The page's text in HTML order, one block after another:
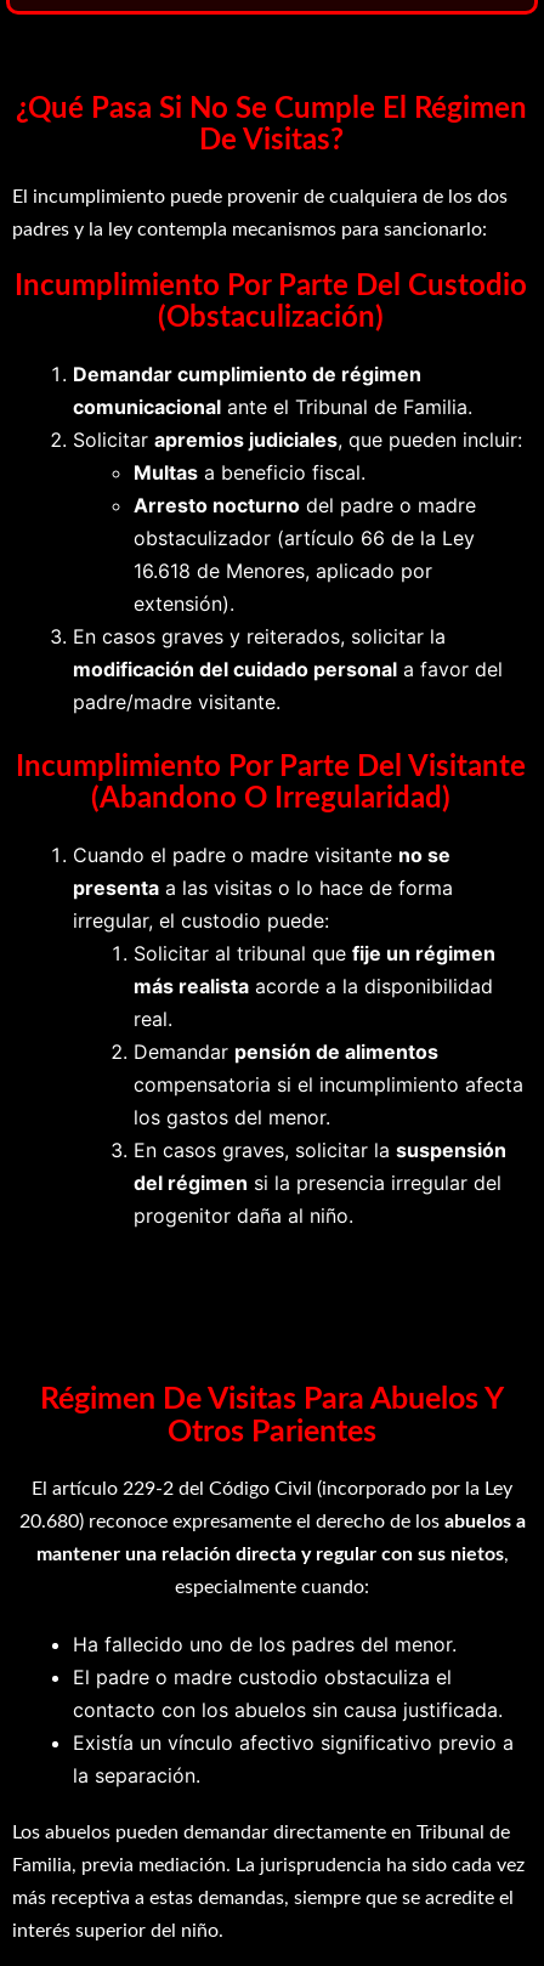
¿Qué Pasa Si No Se Cumple El Régimen
De Visitas?
El incumplimiento puede provenir de cualquiera de los dos
padres y la ley contempla mecanismos para sancionarlo:
Incumplimiento Por Parte Del Custodio
(obstaculización)
Demandar cumplimiento de régimen
comunicacional ante el Tribunal de Familia.
Solicitar apremios judiciales, que pueden incluir:
Multas a beneficio fiscal.
Arresto nocturno del padre o madre
obstaculizador (artículo 66 de la Ley
16.618 de Menores, aplicado por
extensión).
En casos graves y reiterados, solicitar la
modificación del cuidado personal a favor del
padre/madre visitante.
Incumplimiento Por Parte Del Visitante
(abandono O Irregularidad)
Cuando el padre o madre visitante no se
presenta a las visitas o lo hace de forma
irregular, el custodio puede:
Solicitar al tribunal que fije un régimen
más realista acorde a la disponibilidad
real.
Demandar pensión de alimentos
compensatoria si el incumplimiento afecta
los gastos del menor.
En casos graves, solicitar la suspensión
del régimen si la presencia irregular del
progenitor daña al niño.
Régimen De Visitas Para Abuelos Y
Otros Parientes
El artículo 229-2 del Código Civil (incorporado por la Ley
20.680) reconoce expresamente el derecho de los abuelos a
mantener una relación directa y regular con sus nietos,
especialmente cuando:
Ha fallecido uno de los padres del menor.
El padre o madre custodio obstaculiza el
contacto con los abuelos sin causa justificada.
Existía un vínculo afectivo significativo previo a
la separación.
Los abuelos pueden demandar directamente en Tribunal de
Familia, previa mediación. La jurisprudencia ha sido cada vez
más receptiva a estas demandas, siempre que se acredite el
interés superior del niño.